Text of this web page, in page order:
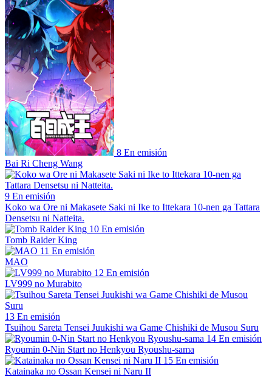
8 En emisión
Bai Ri Cheng Wang
9 En emisión
Koko wa Ore ni Makasete Saki ni Ike to Ittekara 10-nen ga Tattara
Densetsu ni Natteita.
10 En emisión
Tomb Raider King
11 En emisión
MAO
12 En emisión
LV999 no Murabito
13 En emisión
Tsuihou Sareta Tensei Juukishi wa Game Chishiki de Musou Suru
14 En emisión
Ryoumin 0-Nin Start no Henkyou Ryoushu-sama
15 En emisión
Katainaka no Ossan Kensei ni Naru II